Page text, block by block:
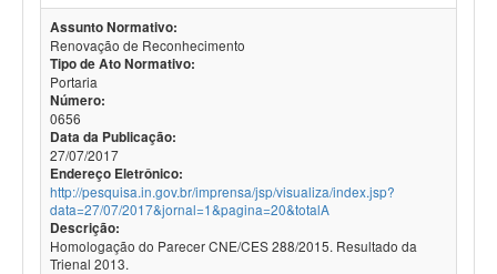
Assunto Normativo:
Renovação de Reconhecimento
Tipo de Ato Normativo:
Portaria
Número:
0656
Data da Publicação:
27/07/2017
Endereço Eletrônico:
http://pesquisa.in.gov.br/imprensa/jsp/visualiza/index.jsp?
data=27/07/2017&jornal=1&pagina=20&totalA
Descrição:
Homologação do Parecer CNE/CES 288/2015. Resultado da
Trienal 2013.